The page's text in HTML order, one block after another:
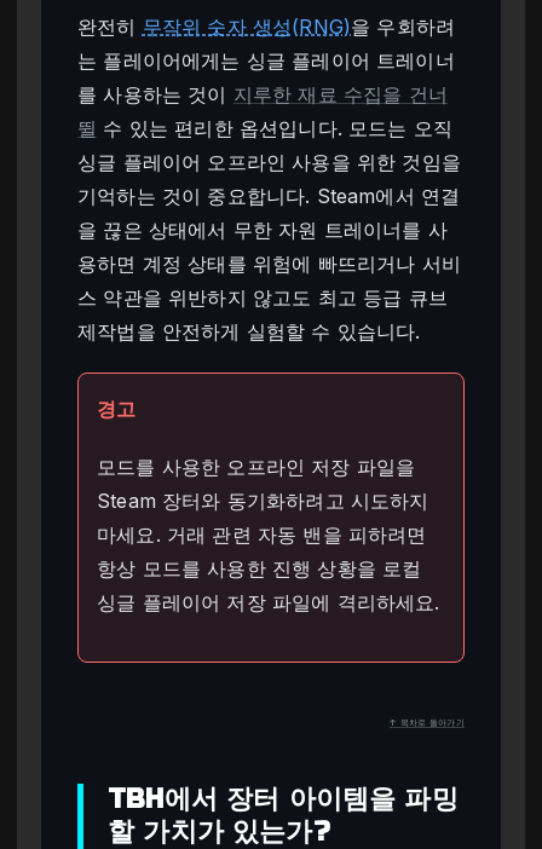
완전히 무작위 숫자 생성(RNG)을 우회하려
는 플레이어에게는 싱글 플레이어 트레이너
를 사용하는 것이 지루한 재료 수집을 건너
뛸 수 있는 편리한 옵션입니다. 모드는 오직
싱글 플레이어 오프라인 사용을 위한 것임을
기억하는 것이 중요합니다. Steam에서 연결
을 끊은 상태에서 무한 자원 트레이너를 사
용하면 계정 상태를 위험에 빠뜨리거나 서비
스 약관을 위반하지 않고도 최고 등급 큐브
제작법을 안전하게 실험할 수 있습니다.
경고
모드를 사용한 오프라인 저장 파일을
Steam 장터와 동기화하려고 시도하지
마세요. 거래 관련 자동 밴을 피하려면
항상 모드를 사용한 진행 상황을 로컬
싱글 플레이어 저장 파일에 격리하세요.
↑ 목차로 돌아가기
TBH에서 장터 아이템을 파밍
할 가치가 있는가?